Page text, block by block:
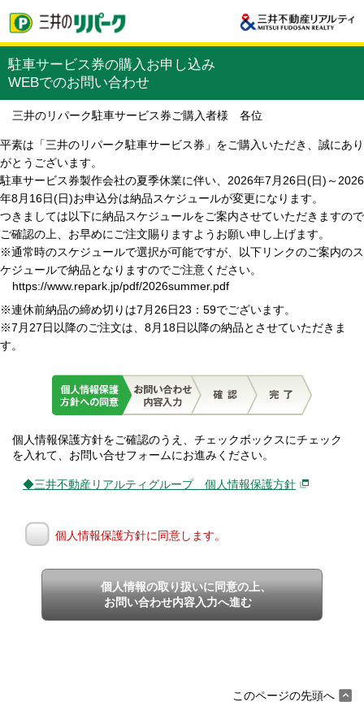
駐車サービス券の購入お申し込み
WEBでのお問い合わせ
三井のリパーク駐車サービス券ご購入者様 各位
平素は「三井のリパーク駐車サービス券」をご購入いただき、誠にあり
がとうございます。
駐車サービス券製作会社の夏季休業に伴い、2026年7月26日(日)～2026
年8月16日(日)お申込分は納品スケジュールが変更になります。
つきましては以下に納品スケジュールをご案内させていただきますので
ご確認の上、お早めにご注文賜りますようお願い申し上げます。
※通常時のスケジュールで選択が可能ですが、以下リンクのご案内のス
ケジュールで納品となりますのでご注意ください。
https://www.repark.jp/pdf/2026summer.pdf
※連休前納品の締め切りは7月26日23：59でございます。
※7月27日以降のご注文は、8月18日以降の納品とさせていただきま
す。
個人情報保護方針をご確認のうえ、チェックボックスにチェック
を入れて、お問い合せフォームにお進みください。
◆三井不動産リアルティグループ 個人情報保護方針
個人情報保護方針に同意します。
個人情報の取り扱いに同意の上、
お問い合わせ内容入力へ進む
このページの先頭へ